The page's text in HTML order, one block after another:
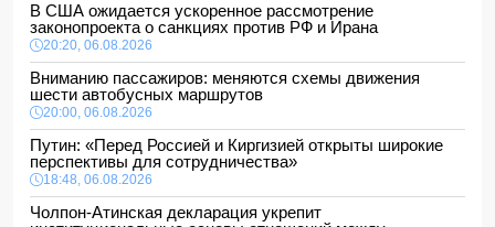
В США ожидается ускоренное рассмотрение
законопроекта о санкциях против РФ и Ирана
20:20, 06.08.2026
Вниманию пассажиров: меняются схемы движения
шести автобусных маршрутов
20:00, 06.08.2026
Путин: «Перед Россией и Киргизией открыты широкие
перспективы для сотрудничества»
18:48, 06.08.2026
Чолпон-Атинская декларация укрепит